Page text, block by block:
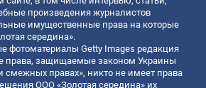
произведения журналистов
имущественные права на которые
середина».
фотоматериалы Getty Images редакция
права, защищаемые законом Украины
смежных правах», никто не имеет права
ООО «Золотая середина» их